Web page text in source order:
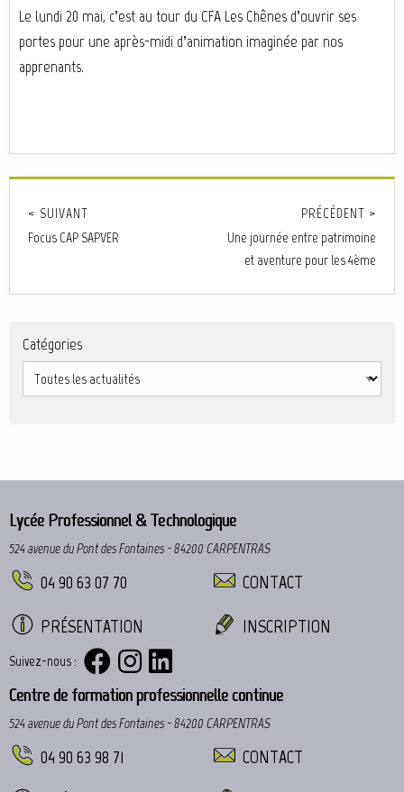
Le lundi 20 mai, c’est au tour du CFA Les Chênes d’ouvrir ses
portes pour une après-midi d’animation imaginée par nos
apprenants.
< SUIVANT
Focus CAP SAPVER
PRÉCÉDENT >
Une journée entre patrimoine
et aventure pour les 4ème
Catégories
Lycée Professionnel & Technologique
524 avenue du Pont des Fontaines - 84200 CARPENTRAS
04 90 63 07 70 CONTACT
PRÉSENTATION INSCRIPTION
Suivez-nous :
Centre de formation professionnelle continue
524 avenue du Pont des Fontaines - 84200 CARPENTRAS
04 90 63 98 71 CONTACT